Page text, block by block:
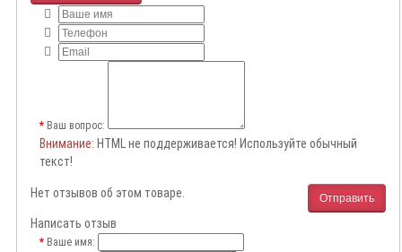
Ваш вопрос:
Внимание: HTML не поддерживается! Используйте обычный
текст!
Отправить
Нет отзывов об этом товаре.
Написать отзыв
Ваше имя: